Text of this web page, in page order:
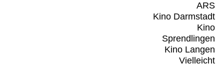
ARS
Kino Darmstadt
Kino
Sprendlingen
Kino Langen
Vielleicht